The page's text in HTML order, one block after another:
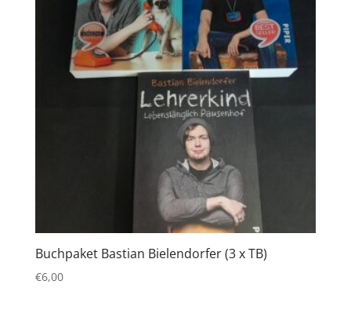
Buchpaket Bastian Bielendorfer (3 x TB)
€6,00